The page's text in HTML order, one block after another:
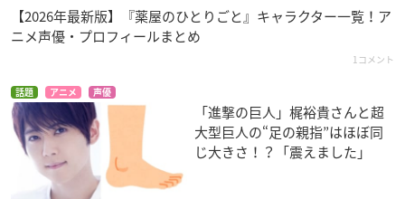
【2026年最新版】『薬屋のひとりごと』キャラクター一覧！ア
ニメ声優・プロフィールまとめ
1コメント
話題 アニメ 声優
「進撃の巨人」梶裕貴さんと超
大型巨人の“足の親指”はほぼ同
じ大きさ！？「震えました」